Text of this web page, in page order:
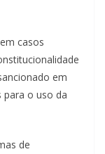
casos
em
para o uso da
de